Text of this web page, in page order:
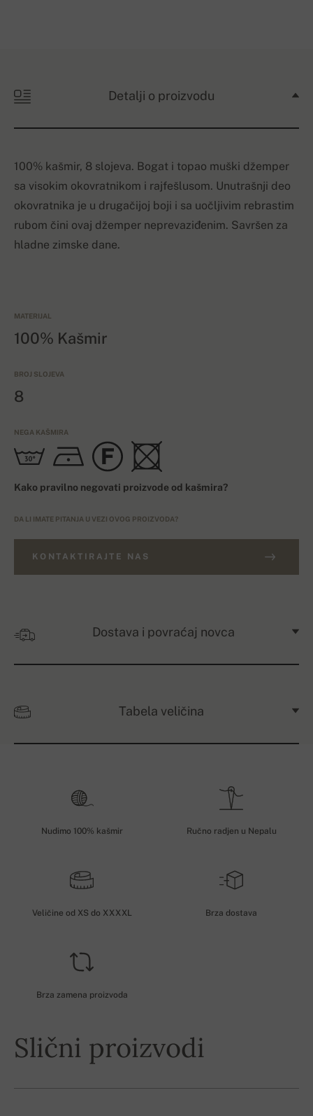
Detalji o proizvodu
100% kašmir, 8 slojeva. Bogat i topao muški džemper
sa visokim okovratnikom i rajfešlusom. Unutrašnji deo
okovratnika je u drugačijoj boji i sa uočljivim rebrastim
rubom čini ovaj džemper neprevaziđenim. Savršen za
hladne zimske dane.
MATERIJAL
100% Kašmir
BROJ SLOJEVA
8
NEGA KAŠMIRA
Kako pravilno negovati proizvode od kašmira?
DA LI IMATE PITANJA U VEZI OVOG PROIZVODA?
KONTAKTIRAJTE NAS
Dostava i povraćaj novca
Tabela veličina
Nudimo 100% kašmir Ručno radjen u Nepalu
Veličine od XS do XXXXL Brza dostava
Brza zamena proizvoda
Slični proizvodi